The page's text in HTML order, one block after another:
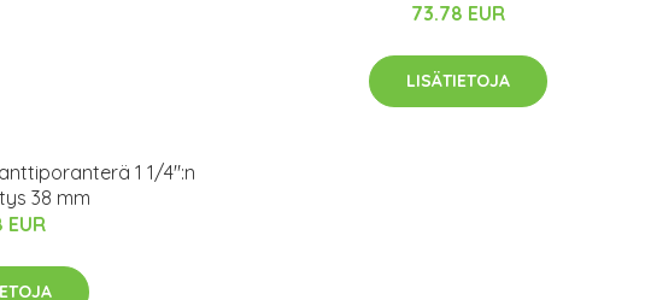
1 1/4":n
38 mm
EUR
73.78 EUR
LISÄTIETOJA